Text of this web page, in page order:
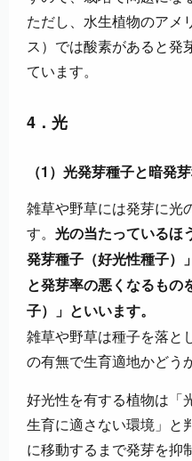
ただし、水生植物のアメ
ス）では酸素があると発
ています。
4．光
（1）光発芽種子と暗発
雑草や野草には発芽に光
す。
光の当たっているほ
発芽種子（好光性種子）
と発芽率の悪くなるもの
子）」といいます。
雑草や野草は種子を落と
の有無で生育適地かどう
好光性を有する植物は「
生育に適さない環境」と
に移動するまで発芽を抑